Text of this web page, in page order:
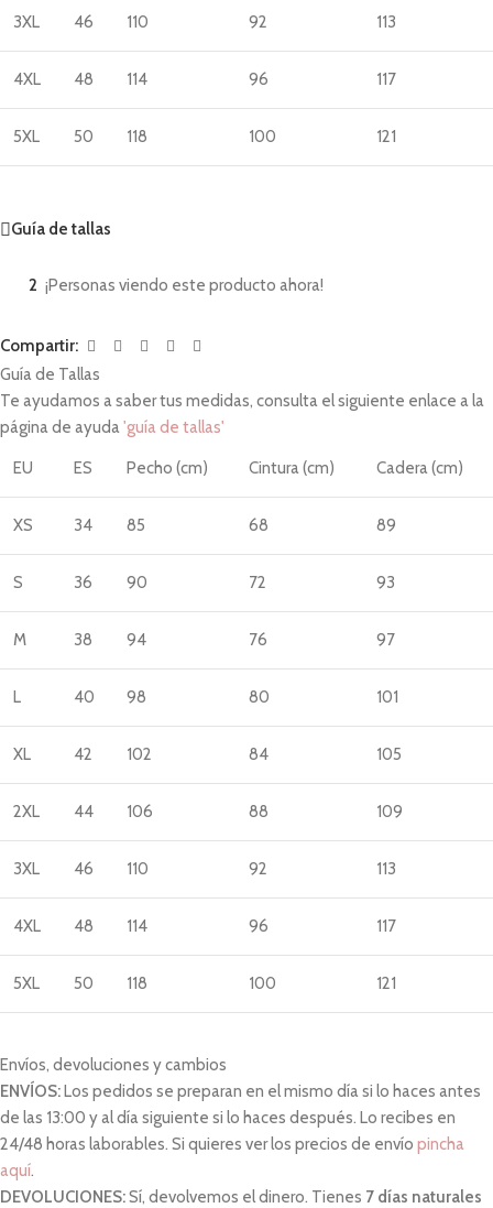
3XL 46 110 92 113
4XL 48 114 96 117
5XL 50 118 100 121
Guía de tallas
2 ¡Personas viendo este producto ahora!
Compartir:
Guía de Tallas
Te ayudamos a saber tus medidas, consulta el siguiente enlace a la
página de ayuda'guía de tallas'
EU ES Pecho (cm) Cintura (cm) Cadera (cm)
XS 34 85 68 89
S 36 90 72 93
M 38 94 76 97
L 40 98 80 101
XL 42 102 84 105
2XL 44 106 88 109
3XL 46 110 92 113
4XL 48 114 96 117
5XL 50 118 100 121
Envíos, devoluciones y cambios
ENVÍOS:Los pedidos se preparan en el mismo día si lo haces antes
de las 13:00 y al día siguiente si lo haces después. Lo recibes en
24/48 horas laborables. Si quieres ver los precios de envío pincha
aquí.
DEVOLUCIONES:Sí, devolvemos el dinero. Tienes 7 días naturales